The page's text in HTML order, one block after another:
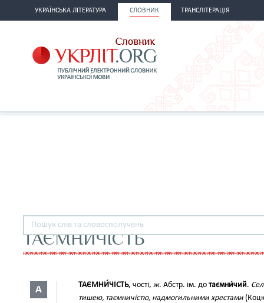
УКРАЇНСЬКА ЛІТЕРАТУРА СЛОВНИК ТРАНСЛІТЕРАЦІЯ
ТАЄМНИЧІСТЬ
А ТАЄМНИ́ЧІСТЬ, чості, ж. Абстр. ім. до таємни́чий.
тишею, таємничістю, надмогильними хрестами